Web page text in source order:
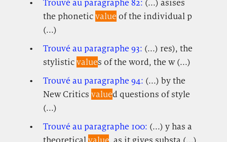
Trouvé au paragraphe 82: (...) asises
the phoneticvalue of the individual p
(...)
Trouvé au paragraphe 93: (...) res), the
stylisticvalues of the word, the w (...)
Trouvé au paragraphe 94: (...) by the
New Critics valued questions of style
(...)
Trouvé au paragraphe 100: (...) y has a